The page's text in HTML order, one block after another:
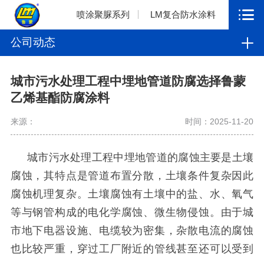
喷涂聚脲系列 LM复合防水涂料
公司动态
城市污水处理工程中埋地管道防腐选择鲁蒙
乙烯基酯防腐涂料
来源： 时间：2025-11-20
城市污水处理工程中埋地管道的腐蚀主要是土壤
腐蚀，其特点是管道布置分散，土壤条件复杂因此
腐蚀机理复杂。土壤腐蚀有土壤中的盐、水、氧气
等与钢管构成的电化学腐蚀、微生物侵蚀。由于城
市地下电器设施、电缆较为密集，杂散电流的腐蚀
也比较严重，穿过工厂附近的管线甚至还可以受到